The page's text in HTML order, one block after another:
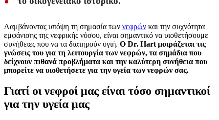
Λαμβάνοντας υπόψη τη σημασία των νεφρών και την συχνότητα
εμφάνισης της νεφρικής νόσου, είναι σημαντικό να υιοθετήσουμε
συνήθειες που να τα διατηρούν υγιή. Ο Dr. Hart μοιράζεται τις
γνώσεις του για τη λειτουργία των νεφρών, τα σημάδια που
δείχνουν πιθανά προβλήματα και την καλύτερη συνήθεια που
μπορείτε να υιοθετήσετε για την υγεία των νεφρών σας.
Γιατί οι νεφροί μας είναι τόσο σημαντικοί
για την υγεία μας